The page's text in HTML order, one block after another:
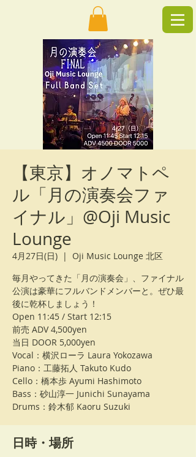
【東京】オノマトペ
ル「月の演奏会ファ
イナル」@Oji Music
Lounge
4月27日(日)
  |
Oji Music Lounge 北区
毎月やってきた「月の演奏会」、ファイナル
公演は豪華にフルバンドメンバーと。ぜひ最
後に乾杯しましょう！
Open 11:45 / Start 12:15
前売 ADV 4,500yen
当日 DOOR 5,000yen
Vocal：横沢ローラ Laura Yokozawa
Piano：工藤拓人 Takuto Kudo
Cello：橋本歩 Ayumi Hashimoto
Bass：砂山淳一 Junichi Sunayama
Drums：鈴木郁 Kaoru Suzuki
日時・場所